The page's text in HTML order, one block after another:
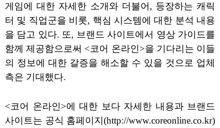
게임에 대한 자세한 소개와 더불어, 등장하는 캐릭
터 및 직업군을 비롯, 핵심 시스템에 대한 분석 내용
을 담고 있다. 또, 브랜드 사이트에서 영상 가이드를
함께 제공함으로써 <코어 온라인>을 기다리는 이들
의 정보에 대한 갈증을 해소할 수 있을 것으로 업체
측은 기대했다.
<코어 온라인>에 대한 보다 자세한 내용과 브랜드
사이트는 공식 홈페이지(http://www.coreonline.co.kr)